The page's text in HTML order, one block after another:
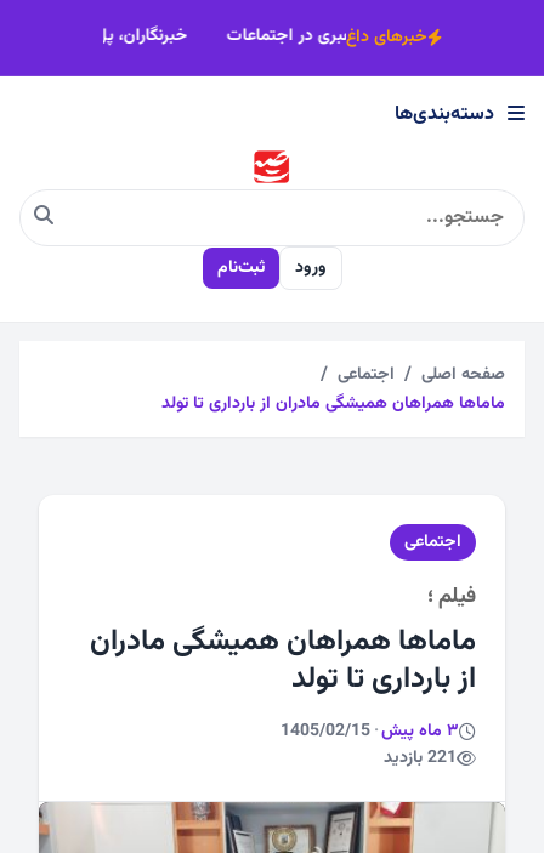
×
دسته‌بندی‌ها
اجتماعی
چندرسانه
فرهنگی
ورزشی
خبرهای داغ
تبدیل ایمان به عمل صالح،هنر رهبری در اجتماعات
دسته‌بندی‌ها
ورود ثبت‌نام
صفحه اصلی
اجتماعی
ماماها همراهان همیشگی مادران از بارداری تا تولد
اجتماعی
فیلم ؛
ماماها همراهان همیشگی مادران
از بارداری تا تولد
3 ماه پیش ·
1405/02/15
221 بازدید